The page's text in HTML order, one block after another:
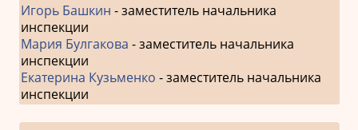
Игорь Башкин - заместитель начальника
инспекции
Мария Булгакова - заместитель начальника
инспекции
Екатерина Кузьменко - заместитель начальника
инспекции